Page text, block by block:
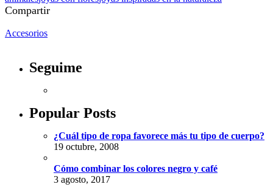
Compartir
Accesorios
Seguime
Popular Posts
¿Cuál tipo de ropa favorece más tu tipo de cuerpo?
19 octubre, 2008
Cómo combinar los colores negro y café
3 agosto, 2017